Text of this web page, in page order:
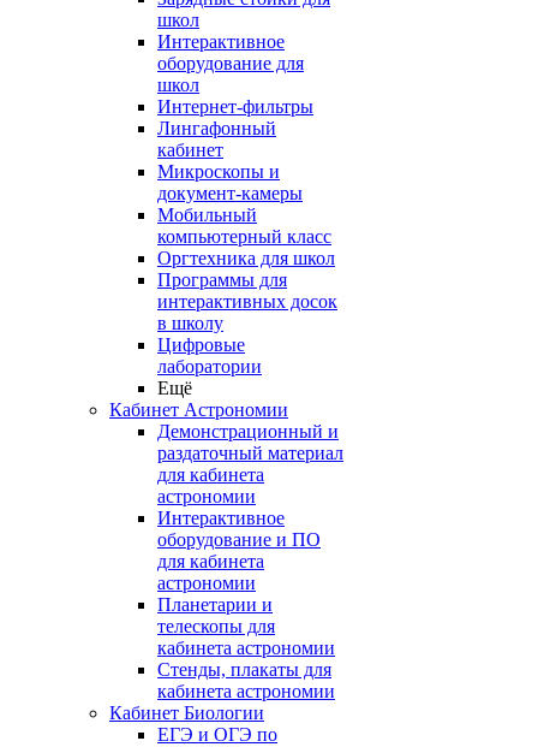
школ
Интерактивное
оборудование для
школ
Интернет-фильтры
Лингафонный
кабинет
Микроскопы и
документ-камеры
Мобильный
компьютерный класс
Оргтехника для школ
Программы для
интерактивных досок
в школу
Цифровые
лаборатории
Ещё
Кабинет Астрономии
Демонстрационный и
раздаточный материал
для кабинета
астрономии
Интерактивное
оборудование и ПО
для кабинета
астрономии
Планетарии и
телескопы для
кабинета астрономии
Стенды, плакаты для
кабинета астрономии
Кабинет Биологии
ЕГЭ и ОГЭ по